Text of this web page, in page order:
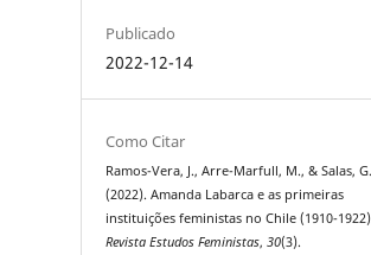
Publicado
2022-12-14
Como Citar
Ramos-Vera, J., Arre-Marfull, M., & Salas, G.
(2022). Amanda Labarca e as primeiras
instituições feministas no Chile (1910-
Revista Estudos Feministas,30(3).